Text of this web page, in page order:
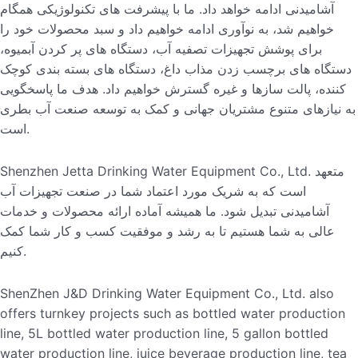
آشامیدنی ادامه خواهد داد. ما با پیشرفت های تکنولوژیکی همگام
خواهیم شد، به نوآوری ادامه خواهیم داد و سبد محصولات خود را
برای پوشش تجهیزات تصفیه آب، دستگاه های پر کردن آبمیوه،
دستگاه های برچسب زدن مذاب داغ، دستگاه های بسته بندی کوچک
کننده، پالت سازها و غیره گسترش خواهیم داد. هدف ما پاسخگویی
به نیازهای متنوع مشتریان جهانی و کمک به توسعه صنعت آب بطری
است.
Shenzhen Jetta Drinking Water Equipment Co., Ltd. متعهد
است که به شریک مورد اعتماد شما در صنعت تجهیزات آب
آشامیدنی تبدیل شود. ما همیشه آماده ارائه محصولات و خدمات
عالی به شما هستیم تا به رشد و موفقیت کسب و کار شما کمک
کنیم.
ShenZhen J&D Drinking Water Equipment Co., Ltd. also
offers turnkey projects such as bottled water production
line, 5L bottled water production line, 5 gallon bottled
water production line, juice beverage production line, tea